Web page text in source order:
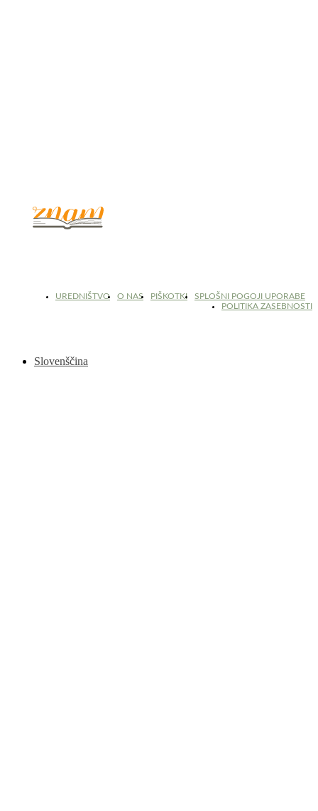
UREDNIŠTVO O NAS PIŠKOTKI
SPLOŠNI POGOJI UPORABE
POLITIKA ZASEBNOSTI
Slovenščina